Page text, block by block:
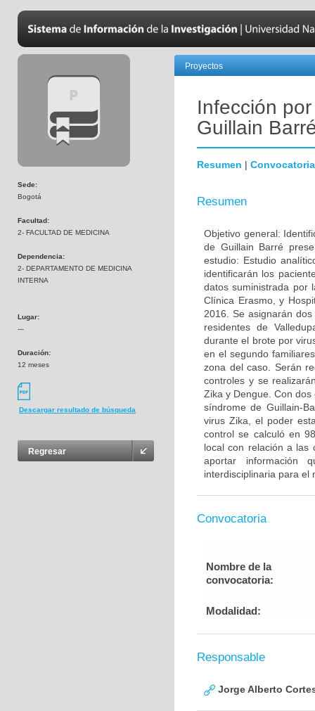
Sede:
Bogotá
Facultad:
2- FACULTAD DE MEDICINA
Dependencia:
2- DEPARTAMENTO DE MEDICINA
INTERNA
Lugar:
---
Duración:
12 meses
Descargar resultado de búsqueda
Regresar
Proyectos
Infección
Guillain
Resumen | Convocatoria
Resumen
Objetivo general:
de Guillain Barré
estudio: Estudio
identificarán los
datos suministrada por
Clínica Erasmo, y
2016. Se asignarán
residentes de
durante el brote por
en el segundo
zona del caso. Serán
controles y se
Zika y Dengue. Con
síndrome de Guillain-
virus Zika, el poder
control se calculó en
local con relación a las
aportar información
interdisciplinaria para el
Convocatoria
Nombre de la
convocatoria:
Modalidad:
Responsable
Jorge Alberto